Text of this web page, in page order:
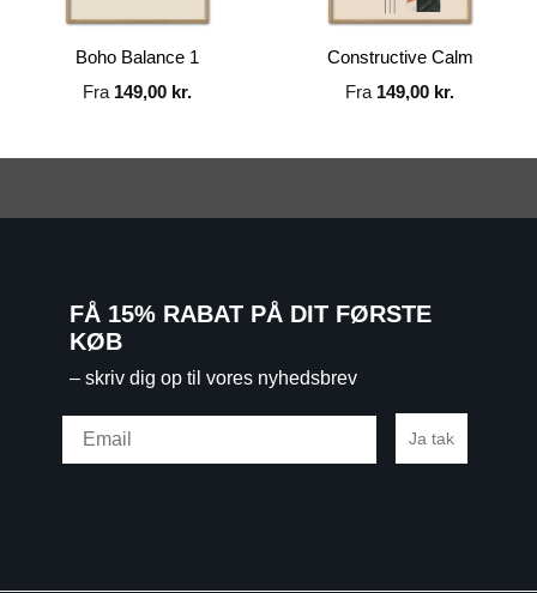
Boho Balance 1
Fra 149,00 kr.
Constructive Calm
Fra 149,00 kr.
FÅ 15% RABAT PÅ DIT FØRSTE
KØB
– skriv dig op til vores nyhedsbrev
Ja tak